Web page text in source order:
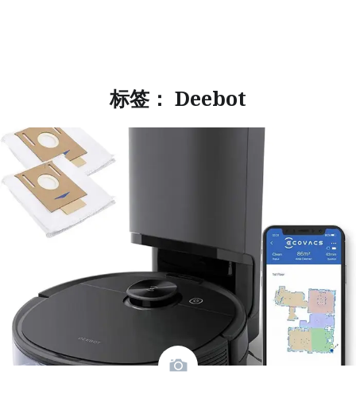
标签： Deebot